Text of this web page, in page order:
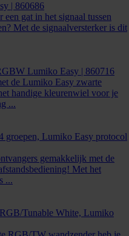
| 860686
gat in het signaal tussen
Met de signaalversterker is dit
Lumiko Easy | 860716
de Lumiko Easy zwarte
handige kleurenwiel voor je
...
groepen, Lumiko Easy protocol
gemakkelijk met de
Met het
...
Tunable White, Lumiko